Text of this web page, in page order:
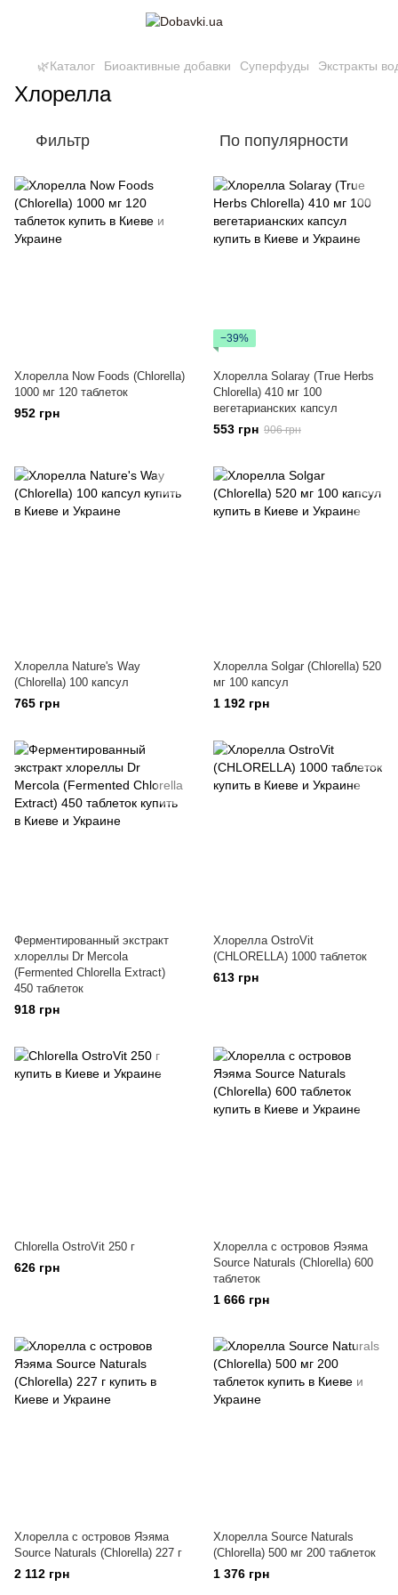
🌿Каталог Биоактивные добавки Суперфуды Экстракты
Хлорелла
Фильтр По популярности
Хлорелла Now Foods (Chlorella)
1000 мг 120 таблеток
952 грн
−39%
Хлорелла Solaray (True Herbs
Chlorella) 410 мг 100
вегетарианских капсул
553 грн 906 грн
Хлорелла Nature's Way
(Chlorella) 100 капсул
765 грн
Хлорелла Solgar (Chlorella) 520
мг 100 капсул
1 192 грн
Ферментированный экстракт
хлореллы Dr Mercola
(Fermented Chlorella Extract)
450 таблеток
918 грн
Хлорелла OstroVit
(CHLORELLA) 1000 таблеток
613 грн
Chlorella OstroVit 250 г
626 грн
Хлорелла с островов Яэяма
Source Naturals (Chlorella) 600
таблеток
1 666 грн
Хлорелла с островов Яэяма
Source Naturals (Chlorella) 227 г
2 112 грн
Хлорелла Source Naturals
(Chlorella) 500 мг 200 таблеток
1 376 грн